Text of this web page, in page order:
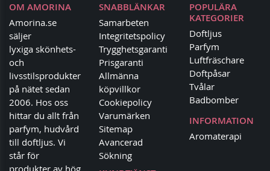
OM AMORINA
Amorina.se
säljer
lyxiga skönhets-
och
livsstilsprodukter
på nätet sedan
2006. Hos oss
hittar du allt från
parfym, hudvård
till doftljus. Vi
står för
SNABBLÄNKAR
Samarbeten
Integritetspolicy
Trygghetsgaranti
Prisgaranti
Allmänna
köpvillkor
Cookiepolicy
Varumärken
Sitemap
Avancerad
Sökning
POPULÄRA
KATEGORIER
Doftljus
Parfym
Luftfräschare
Doftpåsar
Tvålar
Badbomber
INFORMATION
Aromaterapi